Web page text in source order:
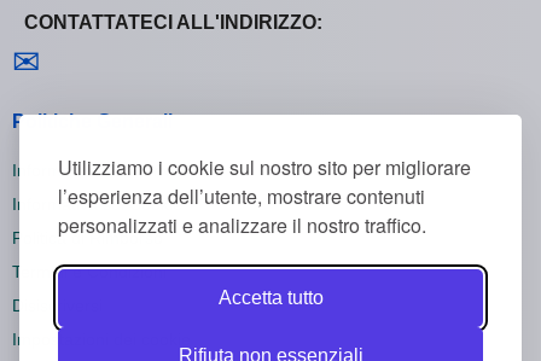
Utilizziamo i cookie sul nostro sito per migliorare
l’esperienza dell’utente, mostrare contenuti
personalizzati e analizzare il nostro traffico.
Accetta tutto
Rifiuta non essenziali
CONTATTATECI ALL'INDIRIZZO:
✉
Politiche Generali
Informativa sulla Privacy
Informativa sui Cookie
Politica di Rimborso
Termini e Condizioni
Disiscriversi
Impostazioni dei cookie